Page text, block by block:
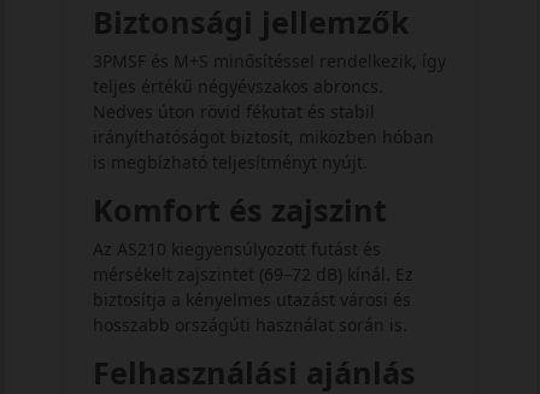
Biztonsági jellemzők
3PMSF és M+S minősítéssel rendelkezik, így
teljes értékű négyévszakos abroncs.
Nedves úton rövid fékutat és stabil
irányíthatóságot biztosít, miközben hóban
is megbízható teljesítményt nyújt.
Komfort és zajszint
Az AS210 kiegyensúlyozott futást és
mérsékelt zajszintet (69–72 dB) kínál. Ez
biztosítja a kényelmes utazást városi és
hosszabb országúti használat során is.
Felhasználási ajánlás